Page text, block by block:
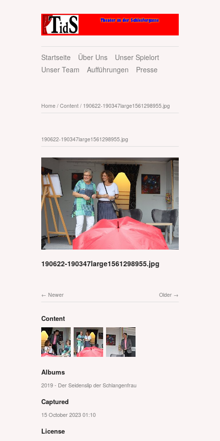
Startseite Über Uns
Unser Spielort
Unser Team
Aufführungen Presse
Home / Content / 190622-190347large1561298955.jpg
190622-190347large1561298955.jpg
190622-190347large1561298955.jpg
Older
Newer
Content
Albums
2019 - Der Seidenslip der Schlangenfrau
Captured
15 October 2023 01:10
License